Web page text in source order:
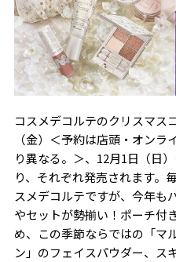
コスメデコルテのクリスマス
（金）＜予約は店頭・オン
り異なる。＞、12月1日（日
り、それぞれ発売されます。
スメデコルテですが、今年も
やセットが勢揃い！ポーチ付
め、この季節ならではの「マ
ン」のフェイスパウダー、ス